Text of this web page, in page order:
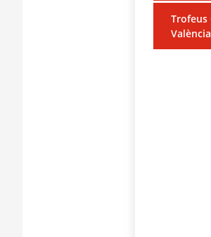
Trofeus
València